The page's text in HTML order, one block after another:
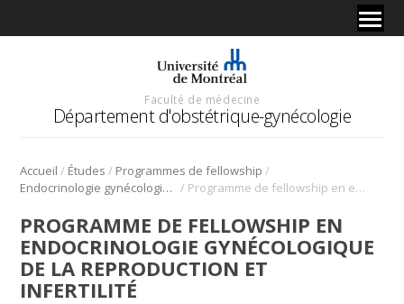
Faculté de médecine
Département d'obstétrique-gynécologie
Accueil / Études / Programmes de fellowship /
Endocrinologie gynécologique de la reproduction et infertilité / Programme de fellowship en endocrinologie gynécologique de la reproduction et infertilité
PROGRAMME DE FELLOWSHIP EN
ENDOCRINOLOGIE GYNÉCOLOGIQUE
DE LA REPRODUCTION ET
INFERTILITÉ